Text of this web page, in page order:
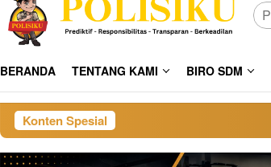
BERANDA TENTANG KAMI BIRO SDM
Konten Spesial